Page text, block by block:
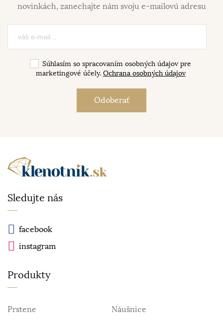
novinkách, zanechajte nám svoju e-mailovú adresu
Súhlasím so spracovaním osobných údajov pre
marketingové účely. Ochrana osobných údajov
Sledujte nás
facebook
instagram
Produkty
Prstene
Náušnice